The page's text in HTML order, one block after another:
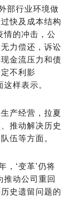
部行业环境做
快及成本结构
情的冲击，公
力偿还，诉讼
金流压力和债
不利影
样表示。
产经营，拉夏
推动解决历史
伍等方面。
‘变革’仍将
推动公司重回
史遗留问题的